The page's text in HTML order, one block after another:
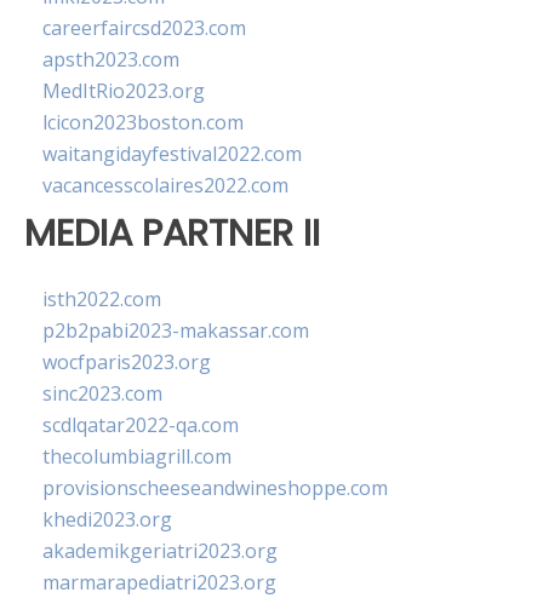
careerfaircsd2023.com
apsth2023.com
MedItRio2023.org
lcicon2023boston.com
waitangidayfestival2022.com
vacancesscolaires2022.com
MEDIA PARTNER II
isth2022.com
p2b2pabi2023-makassar.com
wocfparis2023.org
sinc2023.com
scdlqatar2022-qa.com
thecolumbiagrill.com
provisionscheeseandwineshoppe.com
khedi2023.org
akademikgeriatri2023.org
marmarapediatri2023.org